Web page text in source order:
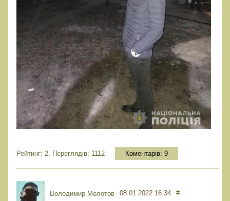
Рейтинг: 2, Переглядів: 1112 Коментарів: 9
Володимир Молотов 08.01.2022 16:34 #